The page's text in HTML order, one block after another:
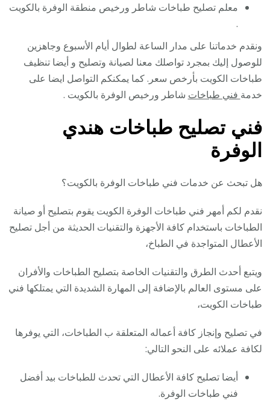
معلم تصليح طباخات شاطر ورخيص منطقة الوفرة بالكويت
.
ونقدم خدماتنا على مدار الساعة لطوال أيام الأسبوع وجاهزين
للوصول إليك بمجرد تواصلك معنا لصيانة وتصليح و أيضا تنظيف
طباخات الكويت بأرخص سعر. كما يمكنكم التواصل ايضا على
خدمة فني طباخات شاطر ورخيص الوفرة بالكويت .
فني تصليح طباخات هندي
الوفرة
هل تبحث عن خدمات فني طباخات الوفرة بالكويت؟
نقدم لكم أمهر فني طباخات الوفرة الكويت يقوم بتصليح أو صيانة
الطباخات باستخدام كافة الأجهزة والتقنيات الحديثة من أجل تصليح
الأعطال المتواجدة في الطباخ،
ويتبع أحدث الطرق والتقنيات الخاصة بتصليح الطباخات والأفران
على مستوى العالم بالإضافة إلى المهارة الشديدة التي يمتلكها فني
طباخات الكويت،
في تصليح وإنجاز كافة أعماله المتعلقة ب الطباخات، التي يوفرها
لكافة عملائه على النحو التالي:
أيضا تصليح كافة الأعطال التي تحدث للطباخات بيد أفضل
فني طباخات الوفرة.